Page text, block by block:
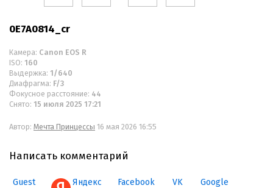
0E7A0814_cr
Камера: Canon EOS R
ISO: 160
Выдержка: 1/640
Диафрагма: F/3
Фокусное расстояние: 44
Снято: 15 июля 2025 17:21
Автор: Мечта Принцессы 16 мая 2026 16:55
Написать комментарий
Guest Яндекс Facebook VK Google